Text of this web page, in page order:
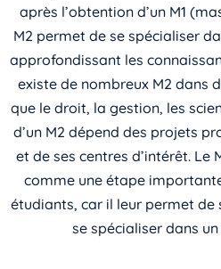
après l’obtention d’un M1
M2 permet de se spécialiser
approfondissant les
existe de nombreux M2 dans
que le droit, la gestion, les
d’un M2 dépend des projets
et de ses centres d’intérêt. Le
comme une étape
étudiants, car il leur permet de
se spécialiser dans